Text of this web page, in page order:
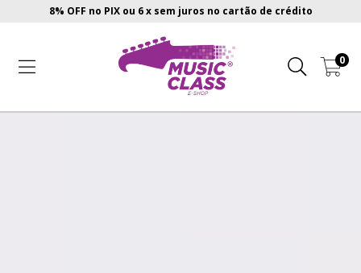
8% OFF no PIX ou 6 x sem juros no cartão de crédito
0